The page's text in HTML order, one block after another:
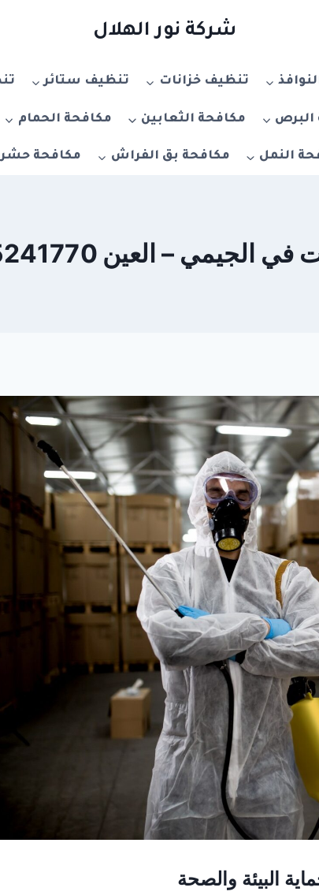
شركة نور الهلال
تنظيف خزانات تنظيف ستائر
البرص مكافحة الثعابين مكافحة الحمام
النمل مكافحة بق الفراش مكافحة
العين 0555241770 – خصم 20%
البيئة والصحة